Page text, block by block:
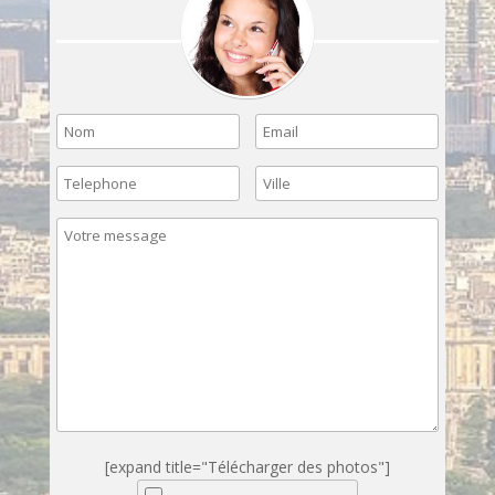
[expand title="Télécharger des photos"]